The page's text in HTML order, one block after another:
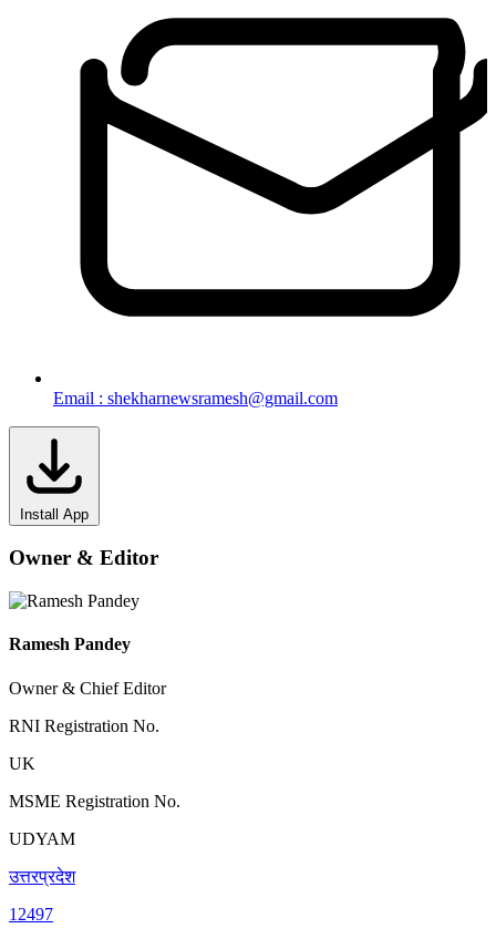
Email : shekharnewsramesh@gmail.com
Install App
Owner & Editor
Ramesh Pandey
Owner & Chief Editor
RNI Registration No.
UK
MSME Registration No.
UDYAM
उत्तरप्रदेश
12497